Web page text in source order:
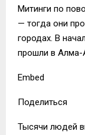
Митинги по
— тогда они
городах. В
прошли в Алма-
Embed
Поделиться
Тысячи людей